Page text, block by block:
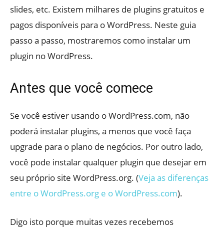
slides, etc. Existem milhares de plugins gratuitos e
pagos disponíveis para o WordPress. Neste guia
passo a passo, mostraremos como instalar um
plugin no WordPress.
Antes que você comece
Se você estiver usando o WordPress.com, não
poderá instalar plugins, a menos que você faça
upgrade para o plano de negócios. Por outro lado,
você pode instalar qualquer plugin que desejar em
seu próprio site WordPress.org. (Veja as diferenças
entre o WordPress.org e o WordPress.com).
Digo isto porque muitas vezes recebemos